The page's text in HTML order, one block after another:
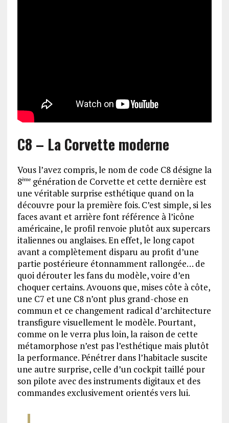
C8 – La Corvette moderne
Vous l’avez compris, le nom de code C8 désigne la
8èmegénération de Corvette et cette dernière est
une véritable surprise esthétique quand on la
découvre pour la première fois. C’est simple, si les
faces avant et arrière font référence à l’icône
américaine, le profil renvoie plutôt aux supercars
italiennes ou anglaises. En effet, le long capot
avant a complètement disparu au profit d’une
partie postérieure étonnamment rallongée… de
quoi dérouter les fans du modèle, voire d’en
choquer certains. Avouons que, mises côte à côte,
une C7 et une C8 n’ont plus grand-chose en
commun et ce changement radical d’architecture
transfigure visuellement le modèle. Pourtant,
comme on le verra plus loin, la raison de cette
métamorphose n’est pas l’esthétique mais plutôt
la performance. Pénétrer dans l’habitacle suscite
une autre surprise, celle d’un cockpit taillé pour
son pilote avec des instruments digitaux et des
commandes exclusivement orientés vers lui.